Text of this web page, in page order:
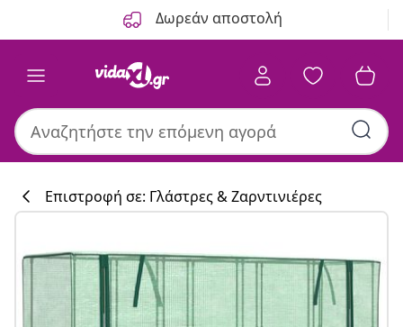
Δωρεάν αποστολή
Επιστροφή σε: Γλάστρες & Ζαρντινιέρες